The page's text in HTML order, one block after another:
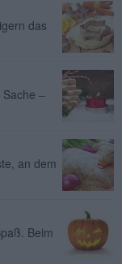
das
–
an dem
Beim